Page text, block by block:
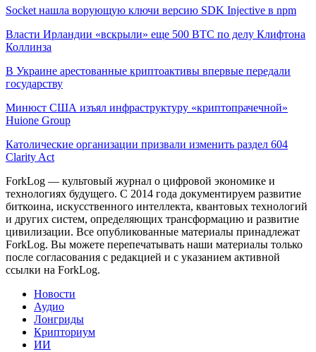
Socket нашла ворующую ключи версию SDK Injective в npm
Власти Ирландии «вскрыли» еще 500 BTC по делу Клифтона
Коллинза
В Украине арестованные криптоактивы впервые передали
государству
Минюст США изъял инфраструктуру «криптопрачечной»
Huione Group
Католические организации призвали изменить раздел 604
Clarity Act
ForkLog — культовый журнал о цифровой экономике и
технологиях будущего. С 2014 года документируем развитие
биткоина, искусственного интеллекта, квантовых технологий
и других систем, определяющих трансформацию и развитие
цивилизации. Все опубликованные материалы принадлежат
ForkLog. Вы можете перепечатывать наши материалы только
после согласования с редакцией и с указанием активной
ссылки на ForkLog.
Новости
Аудио
Лонгриды
Крипториум
ИИ